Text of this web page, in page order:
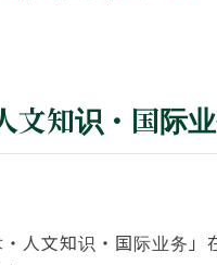
文知识・国际
人文知识・国际业务」